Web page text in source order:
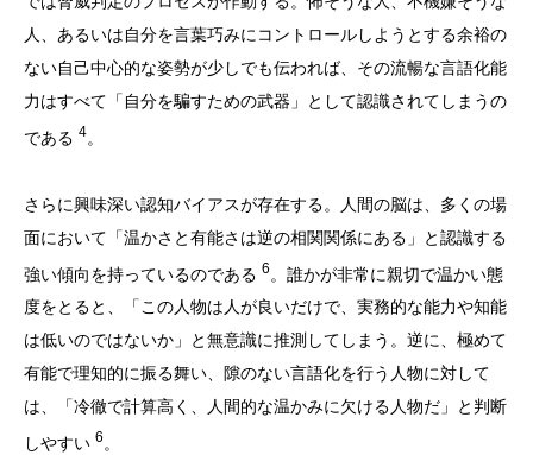
人、あるいは自分を言葉巧みにコントロールしようとする余裕の
ない自己中心的な姿勢が少しでも伝われば、その流暢な言語化能
力はすべて「自分を騙すための武器」として認識されてしまうの
である 4。
さらに興味深い認知バイアスが存在する。人間の脳は、多くの場
面において「温かさと有能さは逆の相関関係にある」と認識する
強い傾向を持っているのである 6 。誰かが非常に親切で温かい態
度をとると、「この人物は人が良いだけで、実務的な能力や知能
は低いのではないか」と無意識に推測してしまう。逆に、極めて
有能で理知的に振る舞い、隙のない言語化を行う人物に対して
は、「冷徹で計算高く、人間的な温かみに欠ける人物だ」と判断
しやすい 6 。